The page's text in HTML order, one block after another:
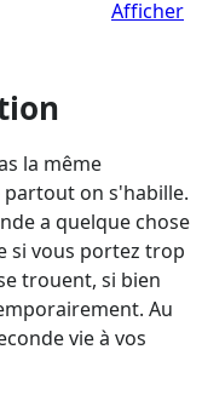
Afficher
la même
on s'habille.
a quelque chose
si vous portez trop
trouent, si bien
Au
vie à vos